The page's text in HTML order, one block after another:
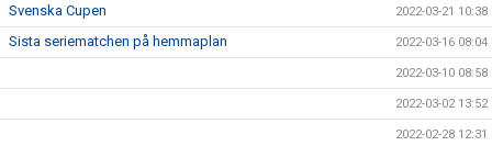
Svenska Cupen 2022-03-21 10:38
Sista seriematchen på hemmaplan 2022-03-16 08:04
2022-03-10 08:58
2022-03-02 13:52
2022-02-28 12:31